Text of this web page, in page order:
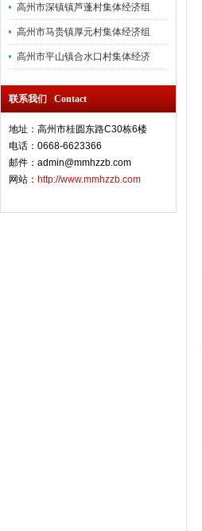
高州市深镇镇芦蓬村集体经济组
高州市马贵镇厚元村集体经济组
高州市平山镇合水口村集体经济
联系我们 Contact
地址：高州市桂圆东路C30栋6楼
电话：0668-6623366
邮件：admin@mmhzzb.com
网站： http://www.mmhzzb.com